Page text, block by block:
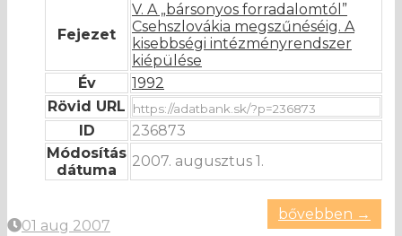
Fejezet
V. A „bársonyos forradalomtól”
Csehszlovákia megszűnéséig. A
kisebbségi intézményrendszer
kiépülése
Év
1992
Rövid URL
ID
236873
Módosítás
dátuma
2007. augusztus 1.
bővebben →
01 aug 2007